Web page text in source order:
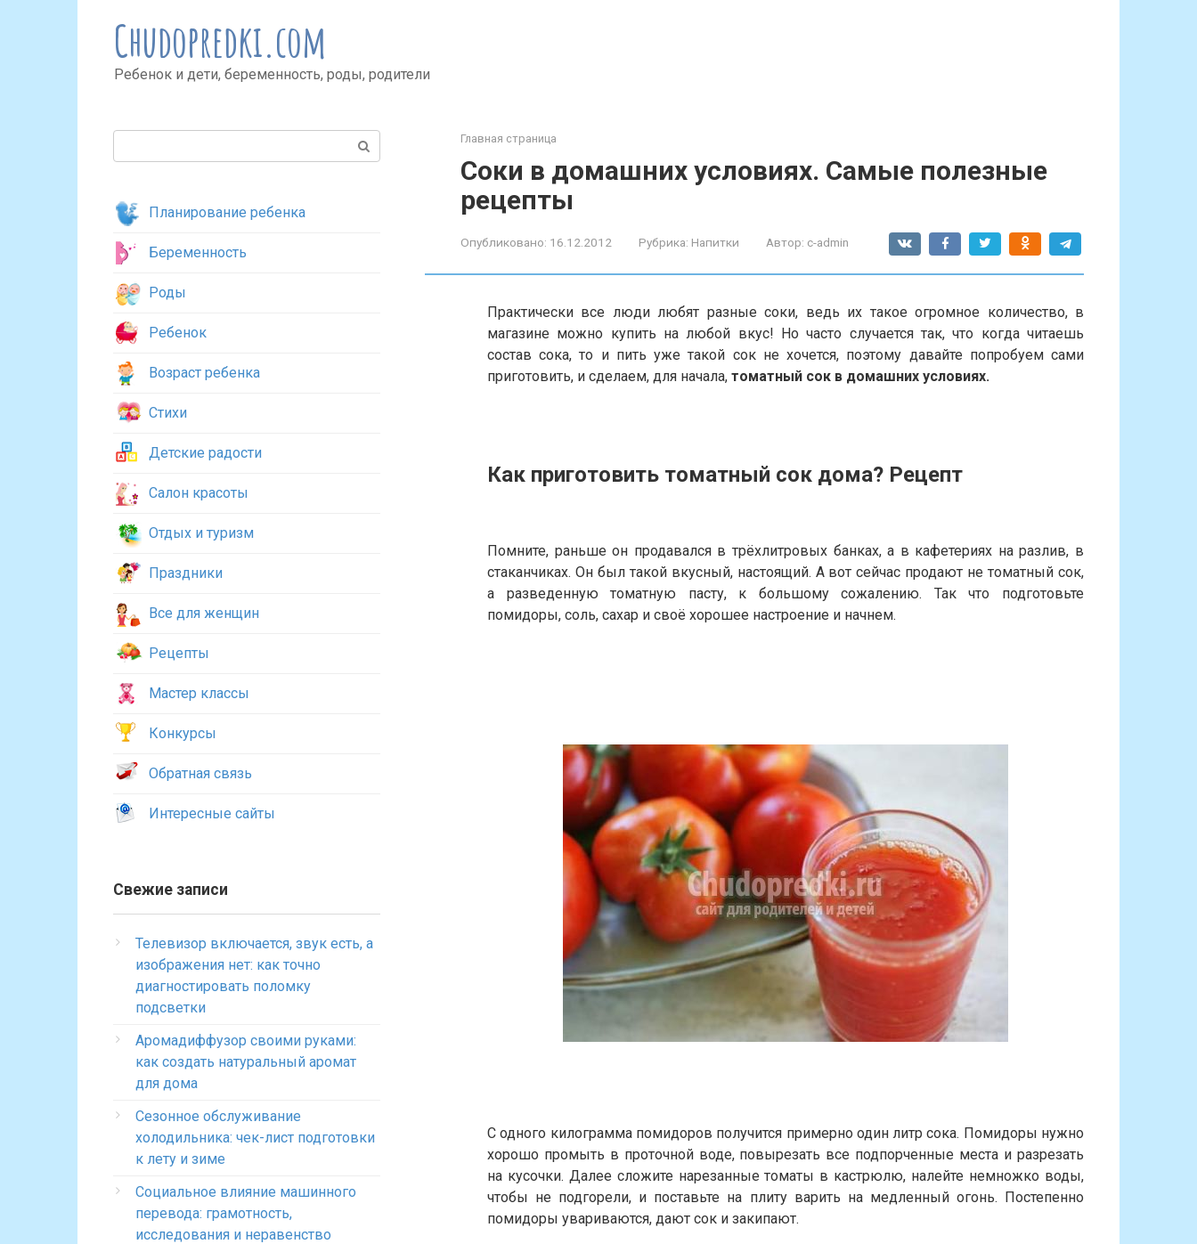
Chudopredki.com
Ребенок и дети, беременность, роды, родители
Главная страница
Соки в домашних условиях. Самые полезные
рецепты
Опубликовано: 16.12.2012 Рубрика: Напитки Автор: c-admin
Практически все люди любят разные соки, ведь их такое огромное количество, в
магазине можно купить на любой вкус! Но часто случается так, что когда читаешь
состав сока, то и пить уже такой сок не хочется, поэтому давайте попробуем сами
приготовить, и сделаем, для начала, томатный сок в домашних условиях.
Как приготовить томатный сок дома? Рецепт
Помните, раньше он продавался в трёхлитровых банках, а в кафетериях на разлив, в
стаканчиках. Он был такой вкусный, настоящий. А вот сейчас продают не томатный сок,
а разведенную томатную пасту, к большому сожалению. Так что подготовьте
помидоры, соль, сахар и своё хорошее настроение и начнем.
С одного килограмма помидоров получится примерно один литр сока. Помидоры нужно
хорошо промыть в проточной воде, повырезать все подпорченные места и разрезать
на кусочки. Далее сложите нарезанные томаты в кастрюлю, налейте немножко воды,
чтобы не подгорели, и поставьте на плиту варить на медленный огонь. Постепенно
помидоры увариваются, дают сок и закипают.
Планирование ребенка
Беременность
Роды
Ребенок
Возраст ребенка
Стихи
Детские радости
Салон красоты
Отдых и туризм
Праздники
Все для женщин
Рецепты
Мастер классы
Конкурсы
Обратная связь
Интересные сайты
Свежие записи
Телевизор включается, звук есть, а
изображения нет: как точно
диагностировать поломку
подсветки
Аромадиффузор своими руками:
как создать натуральный аромат
для дома
Сезонное обслуживание
холодильника: чек-лист подготовки
к лету и зиме
Социальное влияние машинного
перевода: грамотность,
исследования и неравенство